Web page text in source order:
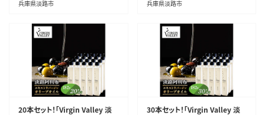
兵庫県淡路市 兵庫県淡路市
20本セット！「Virgin Valley 淡
30本セット！「Virgin Valley 淡